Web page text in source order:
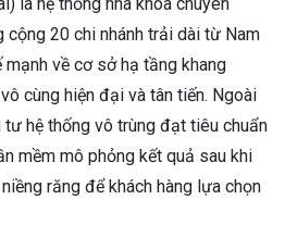
20 chi nhánh trải dài từ Nam
về cơ sở hạ tầng khang
cùng hiện đại và tân tiến. Ngoài
tư hệ thống vô trùng đạt tiêu chuẩn
mềm mô phỏng kết quả sau khi
răng để khách hàng lựa chọn